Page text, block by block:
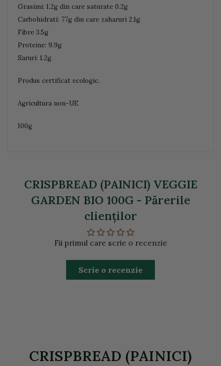
Grasimi: 1.2g din care saturate 0.2g
Carbohidrati: 77g din care zaharuri 2.1g
Fibre 3.5g
Proteine: 9.9g
Saruri: 1.2g
Produs certificat ecologic.
Agricultura non-UE
100g
CRISPBREAD (PAINICI) VEGGIE
GARDEN BIO 100G - Părerile
clienţilor
Fii primul care scrie o recenzie
Scrie o recenzie
CRISPBREAD (PAINICI)